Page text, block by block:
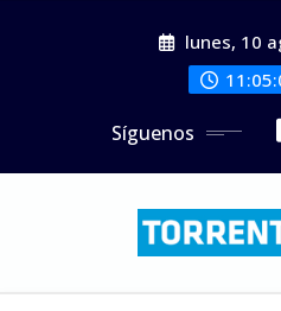
lunes, 10
Síguenos